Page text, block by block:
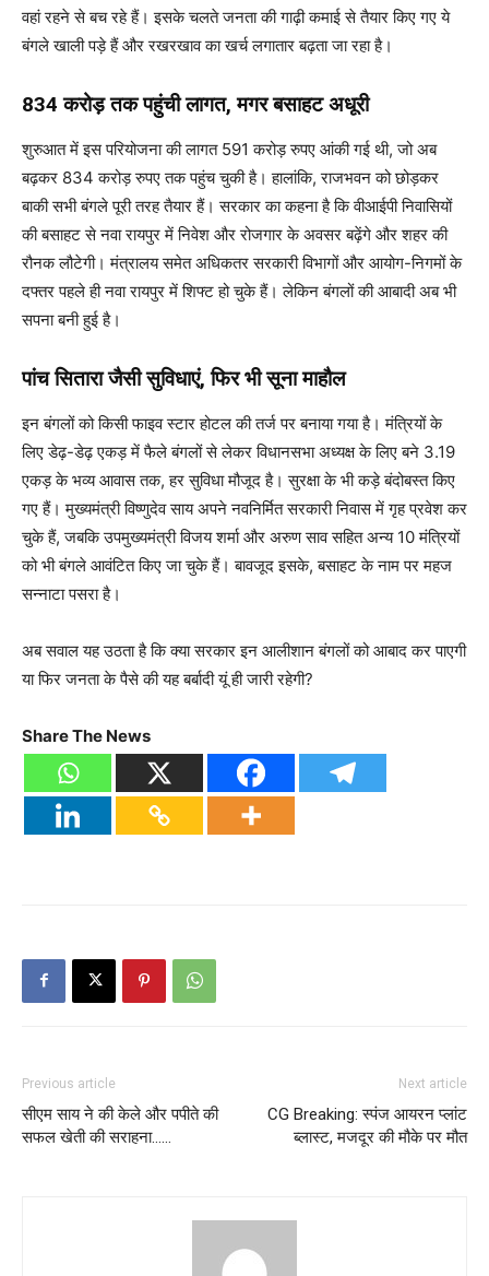
वहां रहने से बच रहे हैं। इसके चलते जनता की गाढ़ी कमाई से तैयार किए गए ये
बंगले खाली पड़े हैं और रखरखाव का खर्च लगातार बढ़ता जा रहा है।
834 करोड़ तक पहुंची लागत, मगर बसाहट अधूरी
शुरुआत में इस परियोजना की लागत 591 करोड़ रुपए आंकी गई थी, जो अब
बढ़कर 834 करोड़ रुपए तक पहुंच चुकी है। हालांकि, राजभवन को छोड़कर
बाकी सभी बंगले पूरी तरह तैयार हैं। सरकार का कहना है कि वीआईपी निवासियों
की बसाहट से नवा रायपुर में निवेश और रोजगार के अवसर बढ़ेंगे और शहर की
रौनक लौटेगी। मंत्रालय समेत अधिकतर सरकारी विभागों और आयोग-निगमों के
दफ्तर पहले ही नवा रायपुर में शिफ्ट हो चुके हैं। लेकिन बंगलों की आबादी अब भी
सपना बनी हुई है।
पांच सितारा जैसी सुविधाएं, फिर भी सूना माहौल
इन बंगलों को किसी फाइव स्टार होटल की तर्ज पर बनाया गया है। मंत्रियों के
लिए डेढ़-डेढ़ एकड़ में फैले बंगलों से लेकर विधानसभा अध्यक्ष के लिए बने 3.19
एकड़ के भव्य आवास तक, हर सुविधा मौजूद है। सुरक्षा के भी कड़े बंदोबस्त किए
गए हैं। मुख्यमंत्री विष्णुदेव साय अपने नवनिर्मित सरकारी निवास में गृह प्रवेश कर
चुके हैं, जबकि उपमुख्यमंत्री विजय शर्मा और अरुण साव सहित अन्य 10 मंत्रियों
को भी बंगले आवंटित किए जा चुके हैं। बावजूद इसके, बसाहट के नाम पर महज
सन्नाटा पसरा है।
अब सवाल यह उठता है कि क्या सरकार इन आलीशान बंगलों को आबाद कर पाएगी
या फिर जनता के पैसे की यह बर्बादी यूं ही जारी रहेगी?
Share The News
Previous article
सीएम साय ने की केले और पपीते की
सफल खेती की सराहना……
Next article
CG Breaking: स्पंज आयरन प्लांट
ब्लास्ट, मजदूर की मौके पर मौत